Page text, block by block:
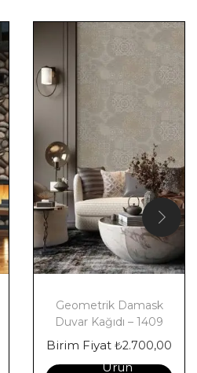
Geometrik Damask
Duvar Kağıdı – 1409
Birim Fiyat ₺2.700,00
Ürün